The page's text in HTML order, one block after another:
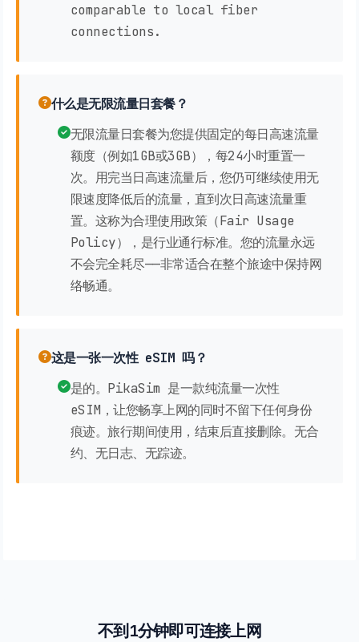
comparable to local fiber
connections.
什么是无限流量日套餐？
无限流量日套餐为您提供固定的每日高速流量
额度（例如1GB或3GB），每24小时重置一
次。用完当日高速流量后，您仍可继续使用无
限速度降低后的流量，直到次日高速流量重
置。这称为合理使用政策（Fair Usage
Policy），是行业通行标准。您的流量永远
不会完全耗尽——非常适合在整个旅途中保持网
络畅通。
这是一张一次性 eSIM 吗？
是的。PikaSim 是一款纯流量一次性
eSIM，让您畅享上网的同时不留下任何身份
痕迹。旅行期间使用，结束后直接删除。无合
约、无日志、无踪迹。
不到1分钟即可连接上网